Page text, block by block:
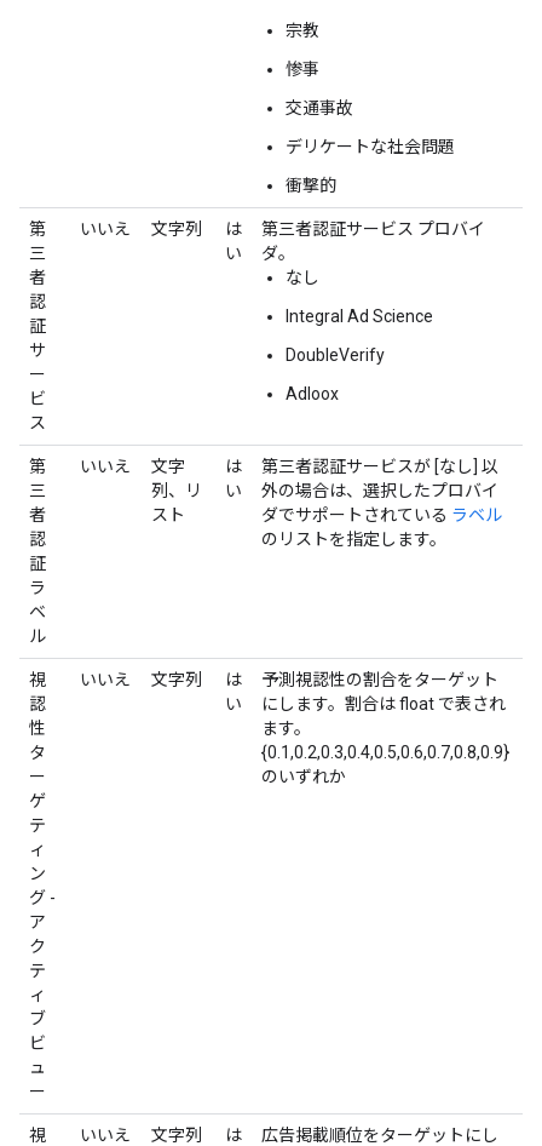
宗教
惨事
交通事故
デリケートな社会問題
衝撃的
第
三
者
認
証
サ
ー
ビ
ス
いいえ 文字列
は
い
第三者認証サービス プロバイ
ダ。
なし
Integral Ad Science
DoubleVerify
Adloox
第
三
者
認
証
ラ
ベ
ル
いいえ
文字
列、リ
スト
は
い
第三者認証サービスが [なし] 以
外の場合は、選択したプロバイ
ダでサポートされている ラベル
のリストを指定します。
視
認
性
タ
ー
ゲ
テ
ィ
ン
グ -
ア
ク
テ
ィ
ブ
ビ
ュ
ー
いいえ 文字列
は
い
予測視認性の割合をターゲット
にします。割合は float で表され
ます。
{0.1,0.2,0.3,0.4,0.5,0.6,0.7,0.8,0.9}
のいずれか
視
いいえ 文字列
は
広告掲載順位をターゲットにし